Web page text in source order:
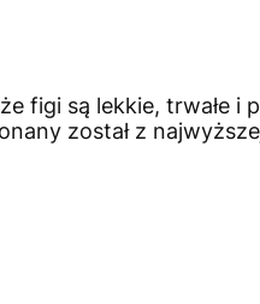
figi są lekkie, trwałe i
został z